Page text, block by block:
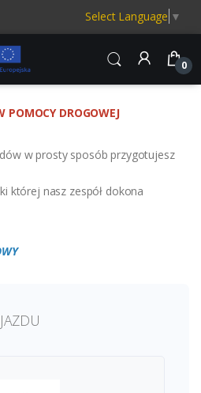
Select Language ▼
0
POMOCY DROGOWEJ
w prosty sposób przygotujesz
której nasz zespół dokona